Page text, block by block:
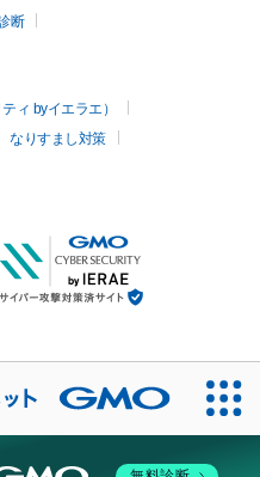
断
ィ byイエラエ）
なりすまし対策